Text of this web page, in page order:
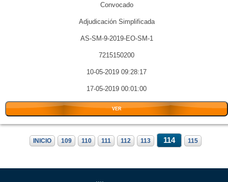
Convocado
Adjudicación Simplificada
AS-SM-9-2019-EO-SM-1
7215150200
10-05-2019 09:28:17
17-05-2019 00:01:00
VER
INICIO 109 110 111 112 113 114 115